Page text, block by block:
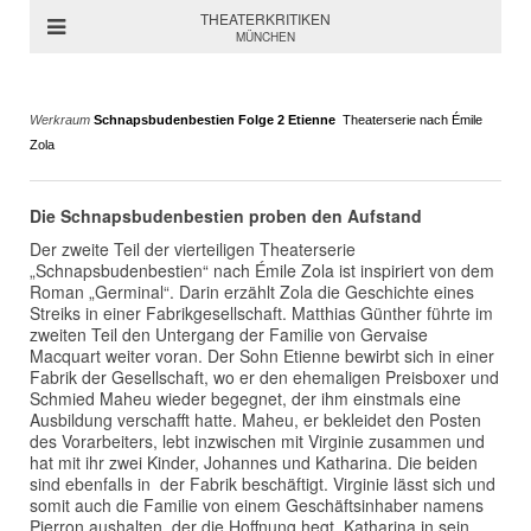
THEATERKRITIKEN
MÜNCHEN
Werkraum Schnapsbudenbestien Folge 2 Etienne Theaterserie nach Émile
Zola
Die Schnapsbudenbestien proben den Aufstand
Der zweite Teil der vierteiligen Theaterserie
„Schnapsbudenbestien“ nach Émile Zola ist inspiriert von dem
Roman „Germinal“. Darin erzählt Zola die Geschichte eines
Streiks in einer Fabrikgesellschaft. Matthias Günther führte im
zweiten Teil den Untergang der Familie von Gervaise
Macquart weiter voran. Der Sohn Etienne bewirbt sich in einer
Fabrik der Gesellschaft, wo er den ehemaligen Preisboxer und
Schmied Maheu wieder begegnet, der ihm einstmals eine
Ausbildung verschafft hatte. Maheu, er bekleidet den Posten
des Vorarbeiters, lebt inzwischen mit Virginie zusammen und
hat mit ihr zwei Kinder, Johannes und Katharina. Die beiden
sind ebenfalls in der Fabrik beschäftigt. Virginie lässt sich und
somit auch die Familie von einem Geschäftsinhaber namens
Pierron aushalten, der die Hoffnung hegt, Katharina in sein